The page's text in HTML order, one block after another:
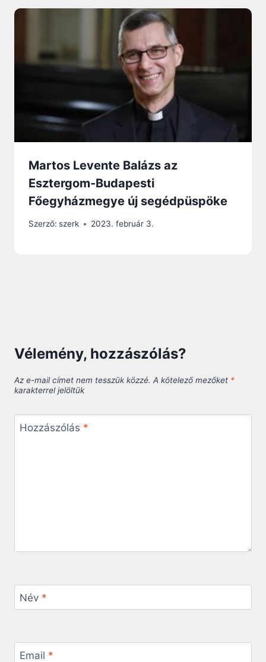
Martos Levente Balázs az
Esztergom-Budapesti
Főegyházmegye új segédpüspöke
Szerző: szerk 2023. február 3.
Vélemény, hozzászólás?
Az e-mail címet nem tesszük közzé. A kötelező mezőket *
karakterrel jelöltük
Hozzászólás *
Név *
Email *